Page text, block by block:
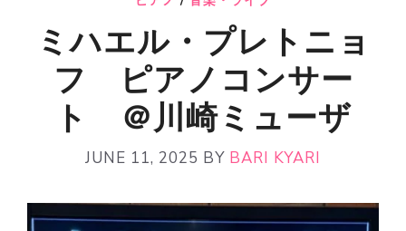
ミハエル・プレトニョ
フ ピアノコンサー
ト ＠川崎ミューザ
JUNE 11, 2025 BY BARI KYARI